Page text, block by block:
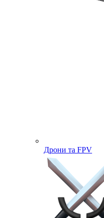
Дрони та FPV